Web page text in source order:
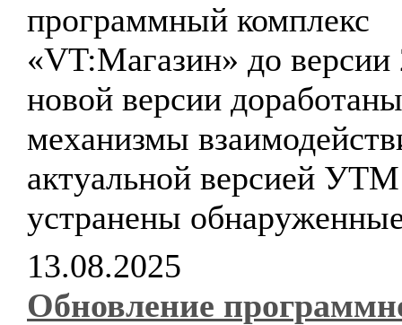
программный комплекс
«VT:Магазин» до
новой версии доработаны
механизмы
актуальной версией
устранены
13.08.2025
Обновление